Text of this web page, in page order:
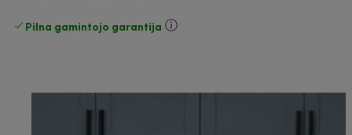
Pilna gamintojo garantija